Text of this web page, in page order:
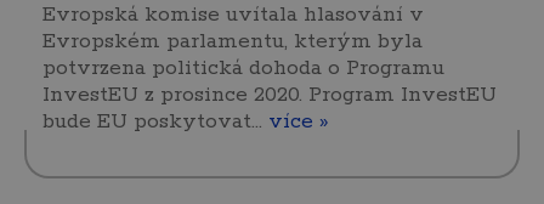
Evropská komise uvítala hlasování v
Evropském parlamentu, kterým byla
potvrzena politická dohoda o Programu
InvestEU z prosince 2020. Program InvestEU
bude EU poskytovat… více »